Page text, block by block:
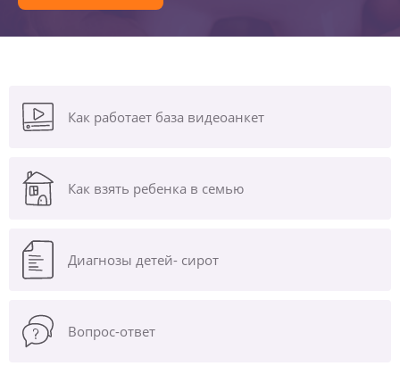
Как работает база видеоанкет
Как взять ребенка в семью
Диагнозы детей- сирот
Вопрос-ответ